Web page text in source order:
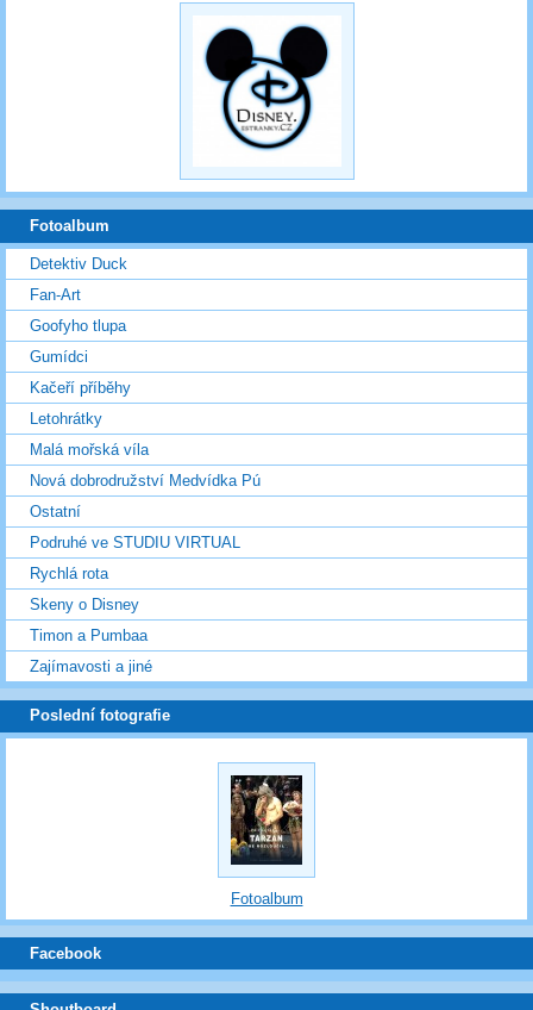
Fotoalbum
Detektiv Duck
Fan-Art
Goofyho tlupa
Gumídci
Kačeří příběhy
Letohrátky
Malá mořská víla
Nová dobrodružství Medvídka Pú
Ostatní
Podruhé ve STUDIU VIRTUAL
Rychlá rota
Skeny o Disney
Timon a Pumbaa
Zajímavosti a jiné
Poslední fotografie
Fotoalbum
Facebook